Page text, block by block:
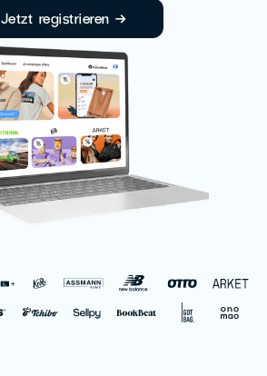
Jetzt registrieren →